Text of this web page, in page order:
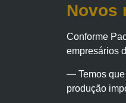
Novos
Conforme
empresários
— Temos que
produção